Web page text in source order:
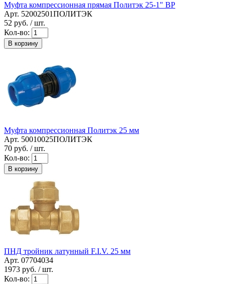
Муфта компрессионная прямая Политэк 25-1" ВР
Арт. 52002501ПОЛИТЭК
52 руб. / шт.
Кол-во:
В корзину
Муфта компрессионная Политэк 25 мм
Арт. 50010025ПОЛИТЭК
70 руб. / шт.
Кол-во:
В корзину
ПНД тройник латунный F.I.V. 25 мм
Арт. 07704034
1973 руб. / шт.
Кол-во: